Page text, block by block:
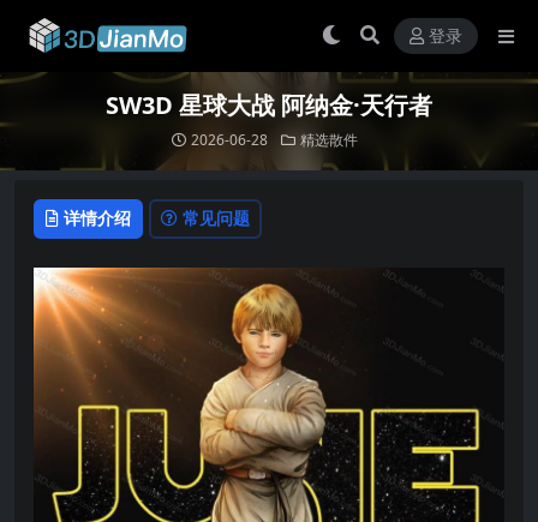
登录
SW3D 星球大战 阿纳金·天行者
2026-06-28 精选散件
详情介绍 常见问题